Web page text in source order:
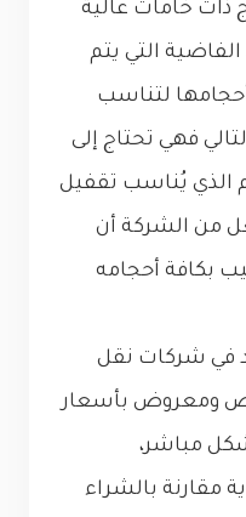
ذات خامات عالية
التي يتم
لتناسب
فهي تحتاج إلى
الذي يُناسب تقفيل
من الشركة أن
بكافة أحجامه
في شركات نقل
ومعروض بأسعار
مباشر،
مقارنة بالشراء